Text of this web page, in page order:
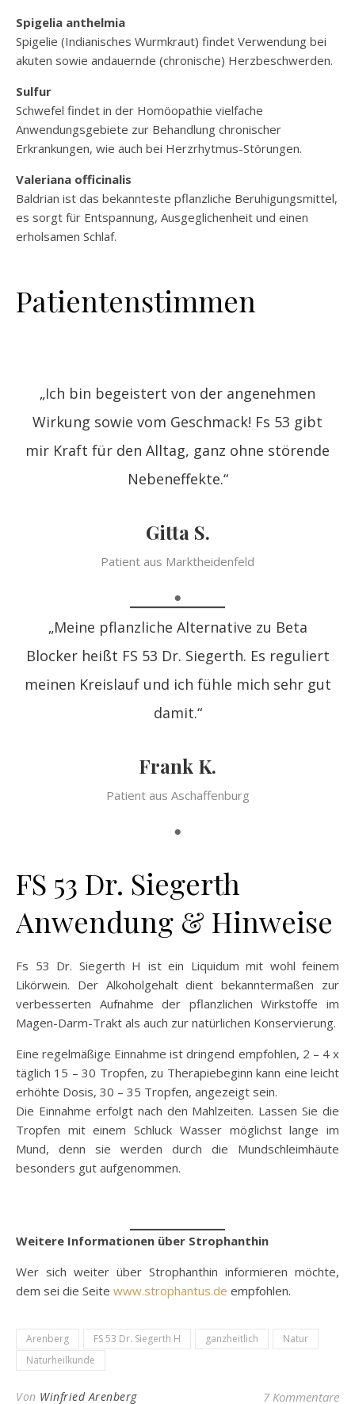
Spigelia anthelmia
Spigelie (Indianisches Wurmkraut) findet Verwendung bei
akuten sowie andauernde (chronische) Herzbeschwerden.
Sulfur
Schwefel findet in der Homöopathie vielfache
Anwendungsgebiete zur Behandlung chronischer
Erkrankungen, wie auch bei Herzrhytmus-Störungen.
Valeriana officinalis
Baldrian ist das bekannteste pflanzliche Beruhigungsmittel,
es sorgt für Entspannung, Ausgeglichenheit und einen
erholsamen Schlaf.
Patientenstimmen
„Ich bin begeistert von der angenehmen
Wirkung sowie vom Geschmack! Fs 53 gibt
mir Kraft für den Alltag, ganz ohne störende
Nebeneffekte.“
Gitta S.
Patient aus Marktheidenfeld
„Meine pflanzliche Alternative zu Beta
Blocker heißt FS 53 Dr. Siegerth. Es reguliert
meinen Kreislauf und ich fühle mich sehr gut
damit.“
Frank K.
Patient aus Aschaffenburg
FS 53 Dr. Siegerth
Anwendung & Hinweise
Fs 53 Dr. Siegerth H ist ein Liquidum mit wohl feinem
Likörwein. Der Alkoholgehalt dient bekanntermaßen zur
verbesserten Aufnahme der pflanzlichen Wirkstoffe im
Magen-Darm-Trakt als auch zur natürlichen Konservierung.
Eine regelmäßige Einnahme ist dringend empfohlen, 2 – 4 x
täglich 15 – 30 Tropfen, zu Therapiebeginn kann eine leicht
erhöhte Dosis, 30 – 35 Tropfen, angezeigt sein.
Die Einnahme erfolgt nach den Mahlzeiten. Lassen Sie die
Tropfen mit einem Schluck Wasser möglichst lange im
Mund, denn sie werden durch die Mundschleimhäute
besonders gut aufgenommen.
Weitere Informationen über Strophanthin
Wer sich weiter über Strophanthin informieren möchte,
dem sei die Seite www.strophantus.de empfohlen.
Arenberg FS 53 Dr. Siegerth H ganzheitlich
Natur
Naturheilkunde
Von Winfried Arenberg 7 Kommentare